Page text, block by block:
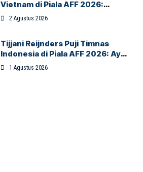
Vietnam di Piala AFF 2026:
Garuda Bidik Tiket Semifinal di
Pakansari
2 Agustus 2026
Tijjani Reijnders Puji Timnas
Indonesia di Piala AFF 2026: Ayo
Indonesia!
1 Agustus 2026